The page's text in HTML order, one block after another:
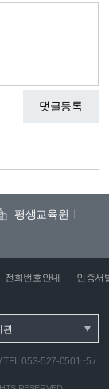
댓글등록
평생교육원
전화번호안내 인증서
/TEL 053-527-0501~5/
관